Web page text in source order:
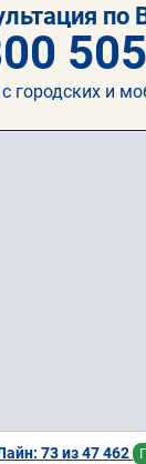
по
городских и
73 из 47 462